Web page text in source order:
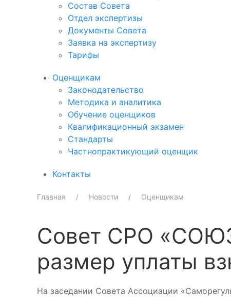
Состав Совета
Отдел экспертизы
Документы Совета
Заявка на экспертизу
Тарифы
Оценщикам
Законодательство
Методика и аналитика
Обучение оценщиков
Квалификационный экзамен
Стандарты
Частнопрактикующий оценщик
Контакты
Главная Новости Оценщикам
Совет СРО
размер уплаты
На заседании Совета Ассоциации